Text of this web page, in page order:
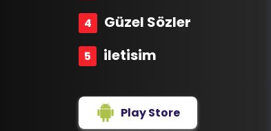
Güzel Sözler
iletisim
Play Store